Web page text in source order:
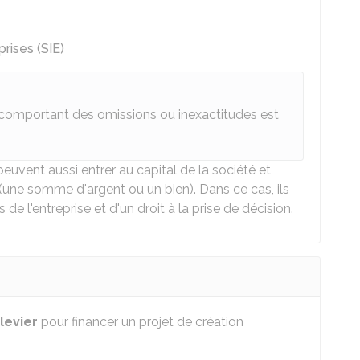
(SIE)
des omissions ou inexactitudes est
aussi entrer au capital de la société et
somme d'argent ou un bien). Dans ce cas, ils
l'entreprise et d'un droit à la prise de décision.
pour financer un projet de création